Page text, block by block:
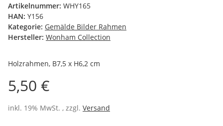
Artikelnummer: WHY165
HAN: Y156
Kategorie: Gemälde Bilder Rahmen
Hersteller: Wonham Collection
Holzrahmen, B7,5 x H6,2 cm
5,50 €
inkl. 19% MwSt. , zzgl. Versand